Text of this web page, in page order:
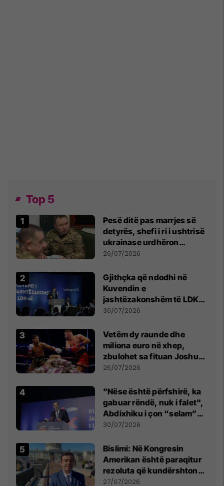
Top 5
Pesë ditë pas marrjes së
detyrës, shefi i ri i ushtrisë
ukrainase urdhëron
kontroll të madh
26/07/2026
Gjithçka që ndodhi në
Kuvendin e
jashtëzakonshëm të LDK-
së
30/07/2026
Vetëm dy raunde dhe
miliona euro në xhep,
zbulohet sa fituan Joshua
e Prenga
26/07/2026
"Nëse është përfshirë, ka
gabuar rëndë, nuk i falet",
Abdixhiku i çon “selam”
Përparim Ramës
30/07/2026
Bislimi: Në Kongresin
Amerikan është paraqitur
rezoluta që kundërshton
mbajtjen e Asamblesë
27/07/2026